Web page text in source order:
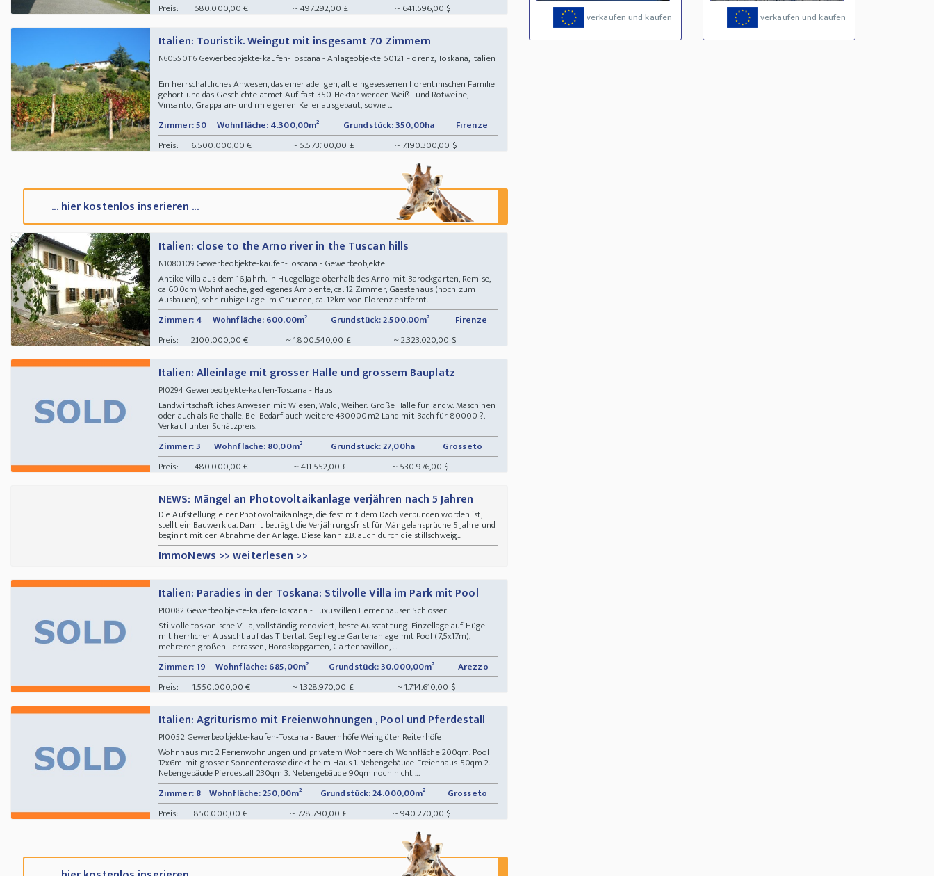
Preis:
580.000,00 € ~ 497.292,00 £ ~ 641.596,00 $
Italien: Touristik. Weingut mit insgesamt 70 Zimmern
N60550116Gewerbeobjekte-kaufen-Toscana - Anlageobjekte 50121 Florenz, Toskana, Italien
Ein herrschaftliches Anwesen, das einer adeligen, alt eingesessenen florentinischen Familie
gehört und das Geschichte atmet Auf fast 350 Hektar werden Weiß- und Rotweine,
Vinsanto, Grappa an- und im eigenen Keller ausgebaut, sowie ...
Zimmer: 50
Wohnfläche: 4.300,00m² Grundstück: 350,00ha
Firenze
Preis:
6.500.000,00 € ~ 5.573.100,00 £ ~ 7.190.300,00 $
... hier kostenlos inserieren ...
Italien: close to the Arno river in the Tuscan hills
N1080109Gewerbeobjekte-kaufen-Toscana - Gewerbeobjekte
Antike Villa aus dem 16.Jahrh. in Huegellage oberhalb des Arno mit Barockgarten, Remise,
ca 600qm Wohnflaeche, gediegenes Ambiente, ca. 12 Zimmer, Gaestehaus (noch zum
Ausbauen), sehr ruhige Lage im Gruenen, ca. 12km von Florenz entfernt.
Zimmer: 4
Wohnfläche: 600,00m² Grundstück: 2.500,00m²
Firenze
Preis:
2.100.000,00 € ~ 1.800.540,00 £ ~ 2.323.020,00 $
Italien: Alleinlage mit grosser Halle und grossem Bauplatz
PI0294Gewerbeobjekte-kaufen-Toscana - Haus
Landwirtschaftliches Anwesen mit Wiesen, Wald, Weiher. Große Halle für landw. Maschinen
oder auch als Reithalle. Bei Bedarf auch weitere 430000m2 Land mit Bach für 80000 ?.
Verkauf unter Schätzpreis.
Zimmer: 3
Wohnfläche: 80,00m² Grundstück: 27,00ha
Grosseto
Preis:
480.000,00 € ~ 411.552,00 £ ~ 530.976,00 $
NEWS: Mängel an Photovoltaikanlage verjähren nach 5 Jahren
Die Aufstellung einer Photovoltaikanlage, die fest mit dem Dach verbunden worden ist,
stellt ein Bauwerk da. Damit beträgt die Verjährungsfrist für Mängelansprüche 5 Jahre und
beginnt mit der Abnahme der Anlage. Diese kann z.B. auch durch die stillschweig...
ImmoNews >> weiterlesen >>
Italien: Paradies in der Toskana: Stilvolle Villa im Park mit Pool
PI0082Gewerbeobjekte-kaufen-Toscana - Luxusvillen Herrenhäuser Schlösser
Stilvolle toskanische Villa, vollständig renoviert, beste Ausstattung. Einzellage auf Hügel
mit herrlicher Aussicht auf das Tibertal. Gepflegte Gartenanlage mit Pool (7,5x17m),
mehreren großen Terrassen, Horoskopgarten, Gartenpavillon, ...
Zimmer: 19
Wohnfläche: 685,00m² Grundstück: 30.000,00m²
Arezzo
Preis:
1.550.000,00 € ~ 1.328.970,00 £ ~ 1.714.610,00 $
Italien: Agriturismo mit Freienwohnungen , Pool und Pferdestall
PI0052Gewerbeobjekte-kaufen-Toscana - Bauernhöfe Weingüter Reiterhöfe
Wohnhaus mit 2 Ferienwohnungen und privatem Wohnbereich Wohnfläche 200qm. Pool
12x6m mit grosser Sonnenterasse direkt beim Haus 1. Nebengebäude Freienhaus 50qm 2.
Nebengebäude Pferdestall 230qm 3. Nebengebäude 90qm noch nicht ...
Zimmer: 8 Wohnfläche: 250,00m² Grundstück: 24.000,00m²
Grosseto
Preis:
850.000,00 € ~ 728.790,00 £ ~ 940.270,00 $
verkaufen und kaufen verkaufen und kaufen